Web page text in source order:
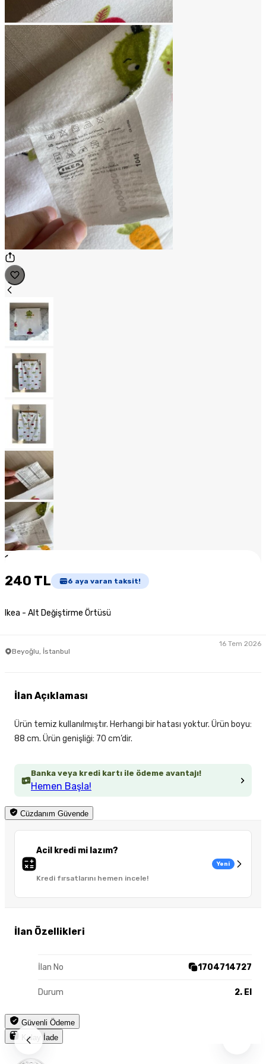
1
240 TL 6 aya varan taksit!
Ikea - Alt Değiştirme Örtüsü
Beyoğlu, İstanbul
16 Tem 2026
Banka veya kredi kartı ile ödeme avantajı!
Hemen Başla!
Cüzdanım Güvende
Acil kredi mi lazım?
Kredi fırsatlarını hemen incele!
Yeni
İlan Özellikleri
İlan No 1704714727
Durum 2. El
Güvenli Ödeme
Kolay İade
İlan Açıklaması
Ürün temiz kullanılmıştır. Herhangi bir hatası yoktur. Ürün boyu:
88 cm. Ürün genişliği: 70 cm’dir.